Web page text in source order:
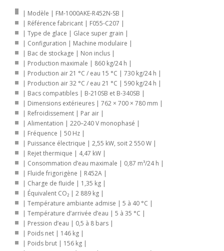
| Modèle | FM-1000AKE-R452N-SB |
| Référence fabricant | F055-C207 |
| Type de glace | Glace super grain |
| Configuration | Machine modulaire |
| Bac de stockage | Non inclus |
| Production maximale | 860 kg/24 h |
| Production air 21 °C / eau 15 °C | 730 kg/24 h |
| Production air 32 °C / eau 21 °C | 590 kg/24 h |
| Bacs compatibles | B-210SB et B-340SB |
| Dimensions extérieures | 762 × 700 × 780 mm |
| Refroidissement | Par air |
| Alimentation | 220–240 V monophasé |
| Fréquence | 50 Hz |
| Puissance électrique | 2,55 kW, soit 2 550 W |
| Rejet thermique | 4,47 kW |
| Consommation d’eau maximale | 0,87 m³/24 h |
| Fluide frigorigène | R452A |
| Charge de fluide | 1,35 kg |
| Équivalent CO₂ | 2 889 kg |
| Température ambiante admise | 5 à 40 °C |
| Température d’arrivée d’eau | 5 à 35 °C |
| Pression d’eau | 0,5 à 8 bars |
| Poids net | 146 kg |
| Poids brut | 156 kg |